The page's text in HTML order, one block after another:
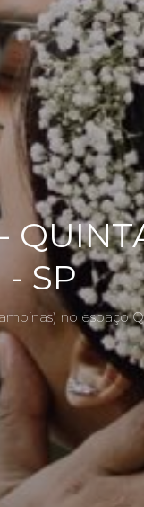
SP
no espaço